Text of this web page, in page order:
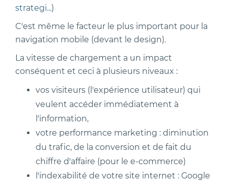
strategi...)
C'est même le facteur le plus important pour la
navigation mobile (devant le design).
La vitesse de chargement a un impact
conséquent et ceci à plusieurs niveaux :
vos visiteurs (l'expérience utilisateur) qui
veulent accéder immédiatement à
l'information,
votre performance marketing : diminution
du trafic, de la conversion et de fait du
chiffre d'affaire (pour le e-commerce)
l'indexabilité de votre site internet : Google